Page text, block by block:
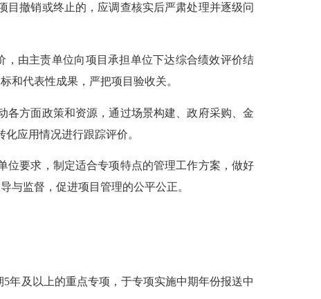
撤销或终止的，应调查核实后严肃处理并逐级问
由主责单位向项目承担单位下达综合绩效评价结
和代表性成果，严把项目验收关。
方面政策和资源，通过场景构建、政府采购、金
应用情况进行跟踪评价。
要求，制定适合专项特点的管理工作方案，做好
与监督，促进项目管理的公平公正。
及以上的重点专项，于专项实施中期年份报送中